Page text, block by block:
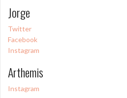
Jorge
Twitter
Facebook
Instagram
Arthemis
Instagram